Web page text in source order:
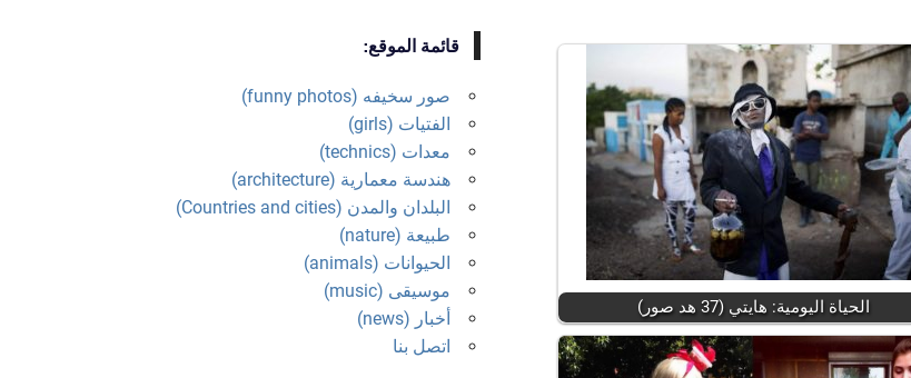
الحياة اليومية: هايتي (37 هد صور)
قائمة الموقع:
صور سخيفه (funny photos)
الفتيات (girls)
معدات (technics)
هندسة معمارية (architecture)
البلدان والمدن (Countries and cities)
طبيعة (nature)
الحيوانات (animals)
موسيقى (music)
أخبار (news)
اتصل بنا